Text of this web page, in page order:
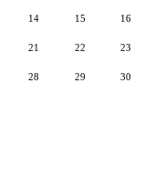
14 15 16
21 22 23
28 29 30